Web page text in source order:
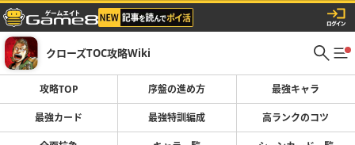
クローズTOC攻略Wiki
攻略TOP 序盤の進め方 最強キャラ
最強カード 最強特訓編成 高ランクのコツ